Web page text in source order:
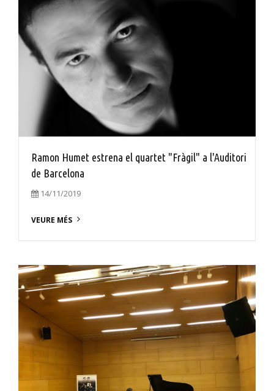
Ramon Humet estrena el quartet "Fràgil" a l'Auditori
de Barcelona
14/11/2019
VEURE MÉS